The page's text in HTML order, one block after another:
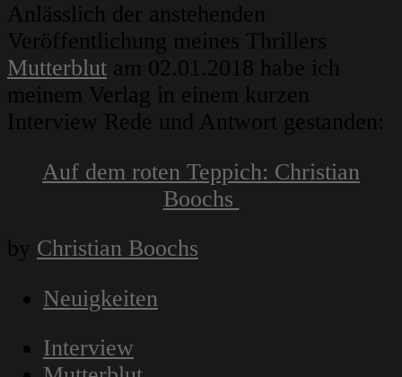
Anlässlich der anstehenden
Veröffentlichung meines Thrillers
Mutterblut am 02.01.2018 habe ich
meinem Verlag in einem kurzen
Interview Rede und Antwort gestanden:
Auf dem roten Teppich: Christian
Boochs
by Christian Boochs
Neuigkeiten
Interview